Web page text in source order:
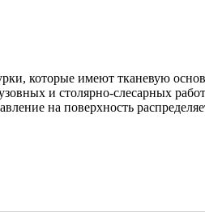
которые имеют тканевую
и столярно-слесарных
на поверхность